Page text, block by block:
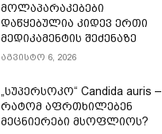
მოლაპარაკებები
დაწყებულია კიდევ ერთი
მედიკამენტის შეძენაზე
აგვისტო 6, 2026
„სუპერსოკო“ Candida auris –
რატომ აფრთხილებენ
მეცნიერები მსოფლიოს?